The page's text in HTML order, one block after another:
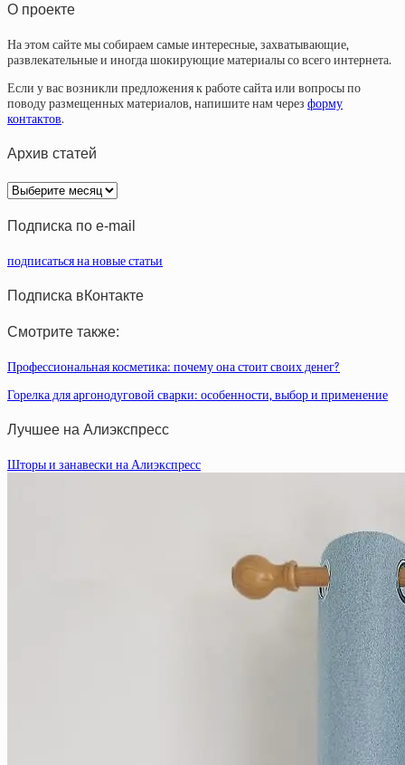
О проекте
На этом сайте мы собираем самые интересные, захватывающие,
развлекательные и иногда шокирующие материалы со всего интернета.
Если у вас возникли предложения к работе сайта или вопросы по
поводу размещенных материалов, напишите нам через форму
контактов.
Архив статей
Архив
статей
Подписка по e-mail
подписаться на новые статьи
Подписка вКонтакте
Смотрите также:
Профессиональная косметика: почему она стоит своих денег?
Горелка для аргонодуговой сварки: особенности, выбор и применение
Лучшее на Алиэкспресс
Шторы и занавески на Алиэкспресс